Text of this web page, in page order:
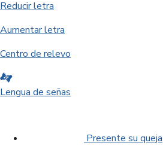
Reducir letra
Aumentar letra
Centro de relevo
Lengua de señas
Presente su queja